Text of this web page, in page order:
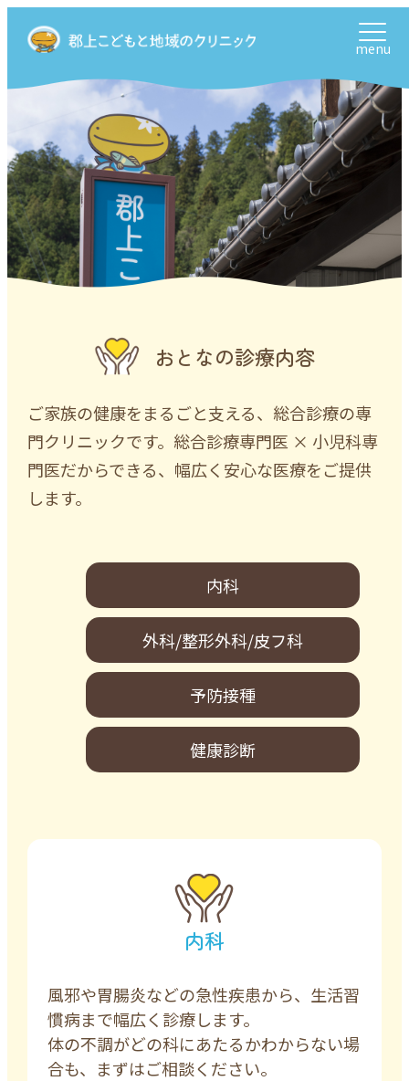
おとなの診療内容
ご家族の健康をまるごと支える、総合診療の専
門クリニックです。 総合診療専門医 × 小児科専
門医だからできる、幅広く安心な医療をご提供
します。
内科
外科/整形外科/皮フ科
予防接種
健康診断
内科
風邪や胃腸炎などの急性疾患から、生活習
慣病まで幅広く診療します。
体の不調がどの科にあたるかわからない場
合も、まずはご相談ください。
menu